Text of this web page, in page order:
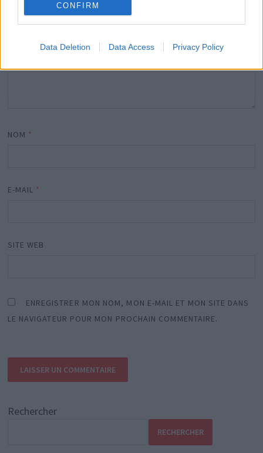
CONFIRM
Data Deletion Data Access Privacy Policy
NOM *
E-MAIL *
SITE WEB
ENREGISTRER MON NOM, MON E-MAIL ET MON SITE DANS
LE NAVIGATEUR POUR MON PROCHAIN COMMENTAIRE.
Rechercher
RECHERCHER